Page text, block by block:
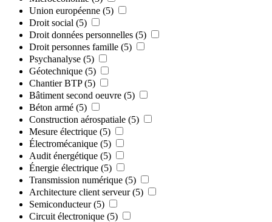
Union européenne (5)
Droit social (5)
Droit données personnelles (5)
Droit personnes famille (5)
Psychanalyse (5)
Géotechnique (5)
Chantier BTP (5)
Bâtiment second oeuvre (5)
Béton armé (5)
Construction aérospatiale (5)
Mesure électrique (5)
Électromécanique (5)
Audit énergétique (5)
Énergie électrique (5)
Transmission numérique (5)
Architecture client serveur (5)
Semiconducteur (5)
Circuit électronique (5)